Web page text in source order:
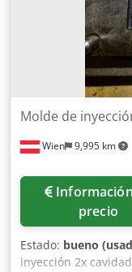
Wien 9,995 km
Molde de
Información de
precio
Estado: bueno
inyección 2x